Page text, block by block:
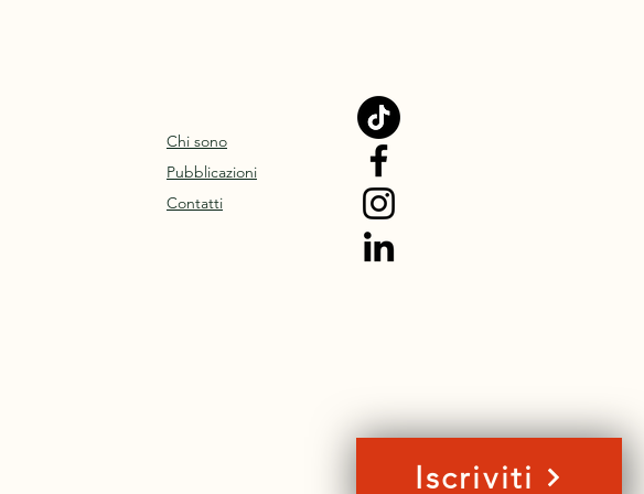
Iscriviti
Chi sono
Pubblicazioni
Contatti